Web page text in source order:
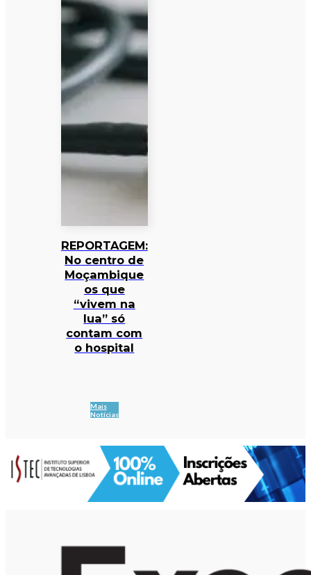
REPORTAGEM:
No centro de
Moçambique
os que
“vivem na
lua” só
contam com
o hospital
Mais
Notícias